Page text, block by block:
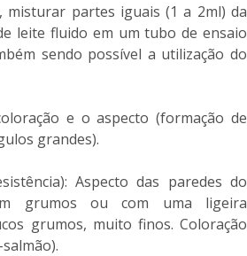
misturar partes iguais (1 a 2ml) da
leite fluido em um tubo de ensaio
sendo possível a utilização do
e o aspecto (formação de
grandes).
Aspecto das paredes do
grumos ou com uma ligeira
grumos, muito finos. Coloração